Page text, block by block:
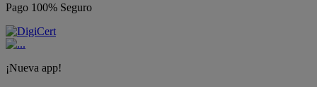
Pago 100% Seguro
¡Nueva app!